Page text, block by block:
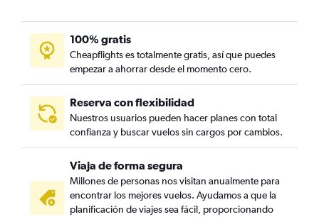
100% gratis
Cheapflights es totalmente gratis, así que puedes
empezar a ahorrar desde el momento cero.
Reserva con flexibilidad
Nuestros usuarios pueden hacer planes con total
confianza y buscar vuelos sin cargos por cambios.
Viaja de forma segura
Millones de personas nos visitan anualmente para
encontrar los mejores vuelos. Ayudamos a que la
planificación de viajes sea fácil, proporcionando